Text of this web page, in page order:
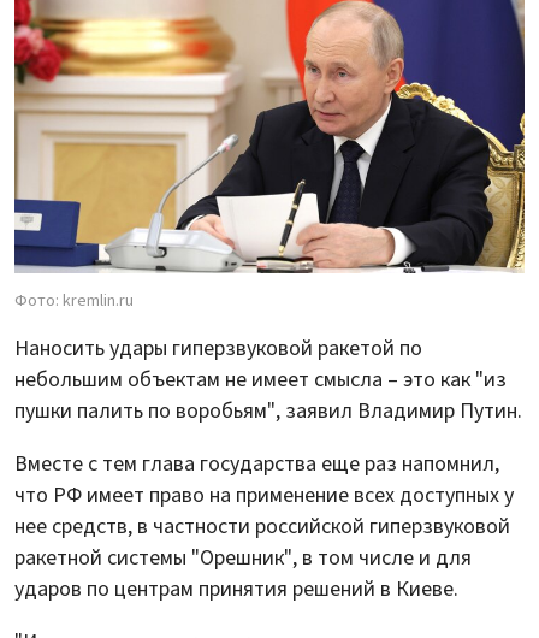
Фото: kremlin.ru
Наносить удары гиперзвуковой ракетой по
небольшим объектам не имеет смысла – это как "из
пушки палить по воробьям", заявил Владимир Путин.
Вместе с тем глава государства еще раз напомнил,
что РФ имеет право на применение всех доступных у
нее средств, в частности российской гиперзвуковой
ракетной системы "Орешник", в том числе и для
ударов по центрам принятия решений в Киеве.